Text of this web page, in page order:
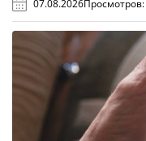
07.08.2026Просмотров: